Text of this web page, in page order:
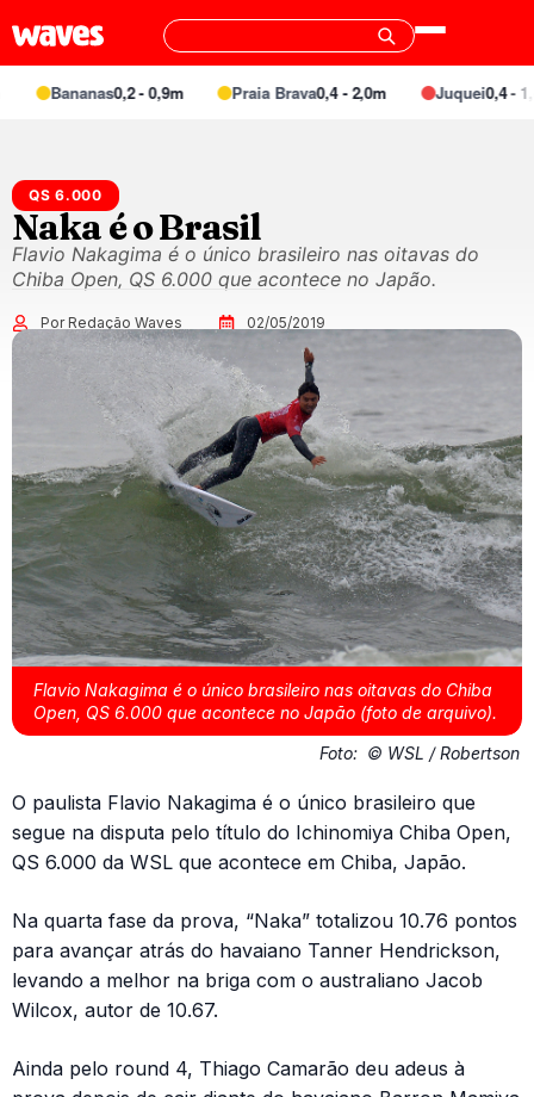
Bananas0,2 - 0,9m Praia Brava0,4 - 2,0m Juquei0,4 -
QS 6.000
Naka é o Brasil
Flavio Nakagima é o único brasileiro nas oitavas do
Chiba Open, QS 6.000 que acontece no Japão.
Por Redação Waves 02/05/2019
Flavio Nakagima é o único brasileiro nas oitavas do Chiba
Open, QS 6.000 que acontece no Japão (foto de arquivo).
Foto: © WSL / Robertson
O paulista Flavio Nakagima é o único brasileiro que
segue na disputa pelo título do Ichinomiya Chiba Open,
QS 6.000 da WSL que acontece em Chiba, Japão.
Na quarta fase da prova, “Naka” totalizou 10.76 pontos
para avançar atrás do havaiano Tanner Hendrickson,
levando a melhor na briga com o australiano Jacob
Wilcox, autor de 10.67.
Ainda pelo round 4, Thiago Camarão deu adeus à